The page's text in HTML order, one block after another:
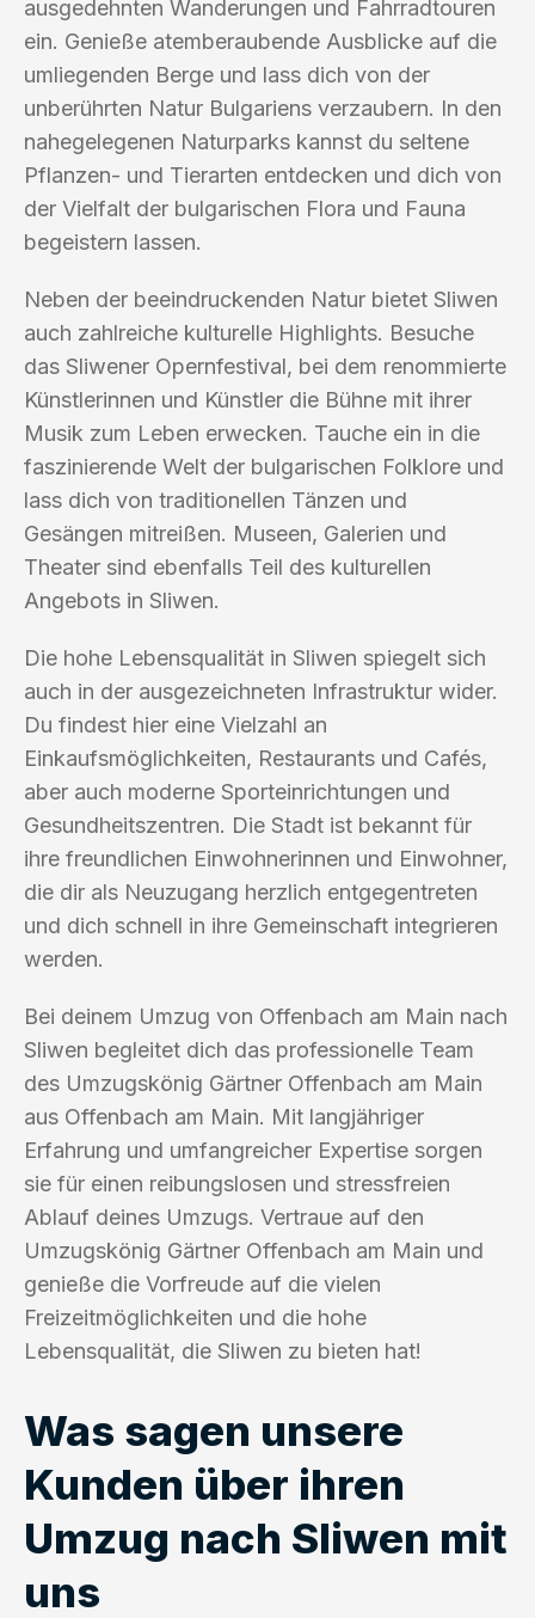
ausgedehnten Wanderungen und Fahrradtouren
ein. Genieße atemberaubende Ausblicke auf die
umliegenden Berge und lass dich von der
unberührten Natur Bulgariens verzaubern. In den
nahegelegenen Naturparks kannst du seltene
Pflanzen- und Tierarten entdecken und dich von
der Vielfalt der bulgarischen Flora und Fauna
begeistern lassen.
Neben der beeindruckenden Natur bietet Sliwen
auch zahlreiche kulturelle Highlights. Besuche
das Sliwener Opernfestival, bei dem renommierte
Künstlerinnen und Künstler die Bühne mit ihrer
Musik zum Leben erwecken. Tauche ein in die
faszinierende Welt der bulgarischen Folklore und
lass dich von traditionellen Tänzen und
Gesängen mitreißen. Museen, Galerien und
Theater sind ebenfalls Teil des kulturellen
Angebots in Sliwen.
Die hohe Lebensqualität in Sliwen spiegelt sich
auch in der ausgezeichneten Infrastruktur wider.
Du findest hier eine Vielzahl an
Einkaufsmöglichkeiten, Restaurants und Cafés,
aber auch moderne Sporteinrichtungen und
Gesundheitszentren. Die Stadt ist bekannt für
ihre freundlichen Einwohnerinnen und Einwohner,
die dir als Neuzugang herzlich entgegentreten
und dich schnell in ihre Gemeinschaft integrieren
werden.
Bei deinem Umzug von Offenbach am Main nach
Sliwen begleitet dich das professionelle Team
des Umzugskönig Gärtner Offenbach am Main
aus Offenbach am Main. Mit langjähriger
Erfahrung und umfangreicher Expertise sorgen
sie für einen reibungslosen und stressfreien
Ablauf deines Umzugs. Vertraue auf den
Umzugskönig Gärtner Offenbach am Main und
genieße die Vorfreude auf die vielen
Freizeitmöglichkeiten und die hohe
Lebensqualität, die Sliwen zu bieten hat!
Was sagen unsere
Kunden über ihren
Umzug nach Sliwen mit
uns